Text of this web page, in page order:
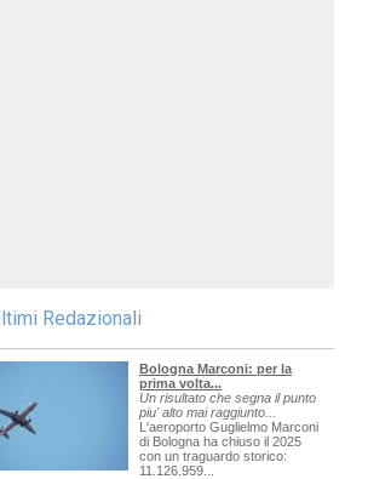
Redazionali
Bologna Marconi: per la
prima volta...
Un risultato che segna il punto
piu' alto mai raggiunto...
L'aeroporto Guglielmo Marconi
di Bologna ha chiuso il 2025
con un traguardo storico:
11.126.959...